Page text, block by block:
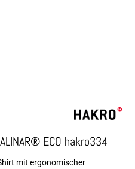
ECO hakro334
mit ergonomischer